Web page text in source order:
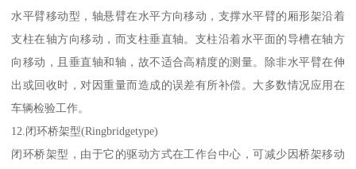
水平臂移动型，轴悬臂在水平方向移动，支撑水平臂的厢形架沿着
支柱在轴方向移动，而支柱垂直轴。支柱沿着水平面的导槽在轴方
向移动，且垂直轴和轴，故不适合高精度的测量。除非水平臂在伸
出或回收时，对因重量而造成的误差有所补偿。大多数情况应用在
车辆检验工作。
12.闭环桥架型(Ringbridgetype)
闭环桥架型，由于它的驱动方式在工作台中心，可减少因桥架移动